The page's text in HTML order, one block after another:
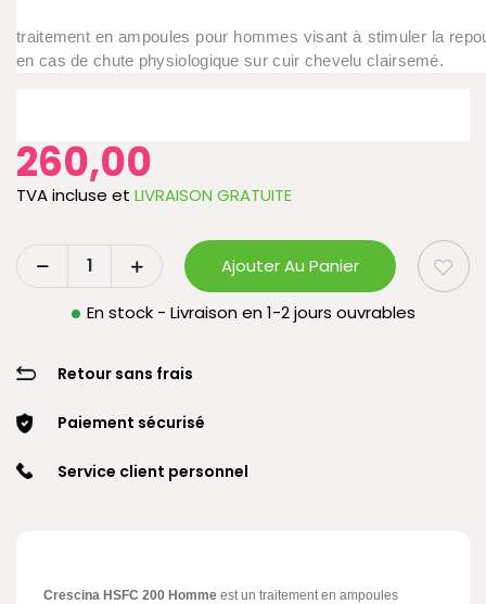
traitement en ampoules pour hommes visant à stimuler la
en cas de chute physiologique sur cuir chevelu clairsemé.
260,00
TVA incluse et LIVRAISON GRATUITE
Ajouter Au Panier
En stock - Livraison en 1-2 jours ouvrables
Retour sans frais
Paiement sécurisé
Service client personnel
Crescina HSFC 200 Homme est un traitement en ampoules